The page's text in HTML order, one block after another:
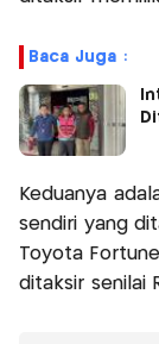
Baca Juga :
Keduanya
sendiri yang
Toyota
ditaksir senilai